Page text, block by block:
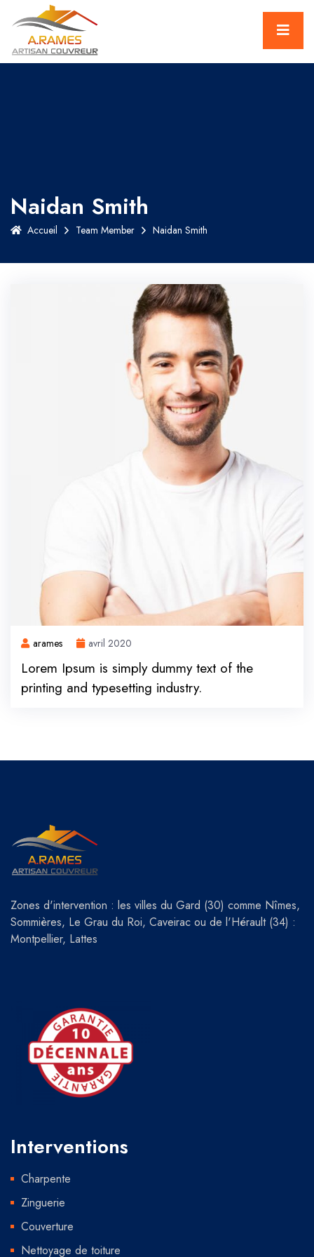
Naidan Smith
Accueil Team Member Naidan Smith
arames avril 2020
Lorem Ipsum is simply dummy text of the
printing and typesetting industry.
Zones d'intervention : les villes du Gard (30) comme Nîmes,
Sommières, Le Grau du Roi, Caveirac ou de l'Hérault (34) :
Montpellier, Lattes
Interventions
Charpente
Zinguerie
Couverture
Nettoyage de toiture